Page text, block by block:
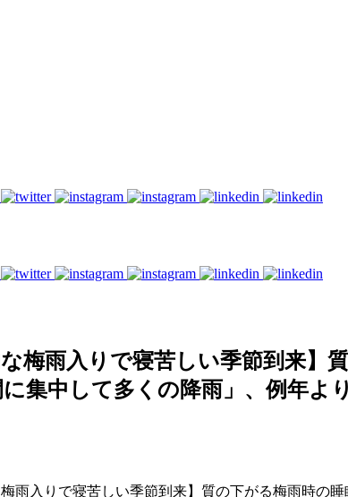
な梅雨入りで寝苦しい季節到来
集中して多くの降雨」、例年よ